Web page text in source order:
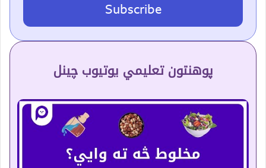
Subscribe
پوهنتون تعلیمي یوتیوب چینل